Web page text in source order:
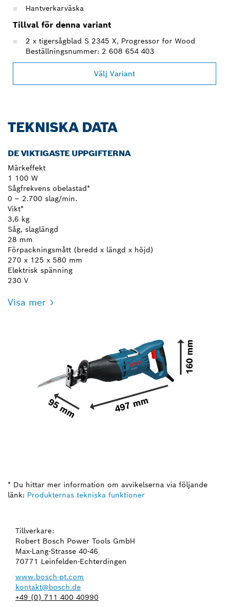
Hantverkarväska
Tillval för denna variant
2 x tigersågblad S 2345 X, Progressor for Wood
Beställningsnummer: 2 608 654 403
Välj Variant
TEKNISKA DATA
DE VIKTIGASTE UPPGIFTERNA
Märkeffekt
1 100 W
Sågfrekvens obelastad*
0 – 2.700 slag/min.
Vikt*
3,6 kg
Såg, slaglängd
28 mm
Förpackningsmått (bredd x längd x höjd)
270 x 125 x 580 mm
Elektrisk spänning
230 V
Visa mer
* Du hittar mer information om avvikelserna via följande
länk: Produkternas tekniska funktioner
Tillverkare:
Robert Bosch Power Tools GmbH
Max-Lang-Strasse 40-46
70771 Leinfelden-Echterdingen
www.bosch-pt.com
kontakt@bosch.de
+49 (0) 711 400 40990